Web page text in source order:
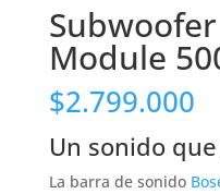
Module
$2.799.000
Un sonido
La barra de sonido